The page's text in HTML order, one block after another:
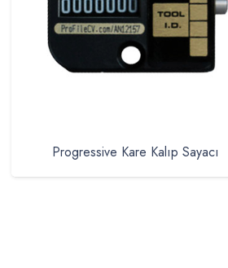
Progressive Kare Kalıp Sayacı